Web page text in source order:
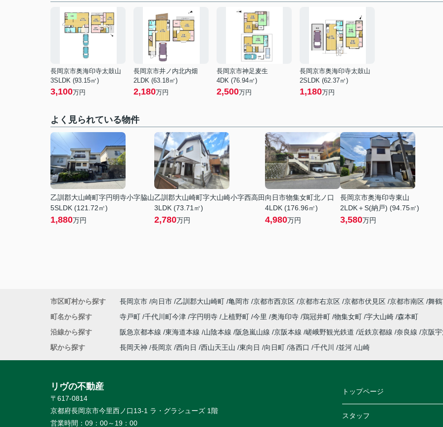
長岡京市奥海印寺太鼓山
3SLDK (93.15㎡)
3,100万円
長岡京市井ノ内北内畑
2LDK (63.18㎡)
2,180万円
長岡京市神足麦生
4DK (76.94㎡)
2,500万円
長岡京市奥海印寺太鼓山
2SLDK (62.37㎡)
1,180万円
よく見られている物件
乙訓郡大山崎町字円明寺小字脇山
5SLDK (121.72㎡)
1,880万円
乙訓郡大山崎町字大山崎小字西高田
3LDK (73.71㎡)
2,780万円
向日市物集女町北ノ口
4LDK (176.96㎡)
4,980万円
長岡京市奥海印寺東山
2LDK＋S(納戸) (94.75㎡)
3,580万円
市区町村から探す 長岡京市 向日市 乙訓郡大山崎町 亀岡市 京都市西京区 京都市右京区 京都市伏見区 京都市南区 舞
町名から探す
寺戸町 千代川町今津 字円明寺 上植野町 今里 奥海印寺 鶏冠井町 物集女町 字大山崎 森本町
沿線から探す
阪急京都本線 東海道本線 山陰本線 阪急嵐山線 京阪本線 嵯峨野観光鉄道 近鉄京都線 奈良線 京阪
駅から探す
長岡天神 長岡京 西向日 西山天王山 東向日 向日町 洛西口 千代川 並河 山崎
リヴの不動産
〒617-0814
京都府長岡京市今里西ノ口13-1 ラ・グラシューズ 1階
営業時間： 09：00～19：00
トップページ
スタッフ